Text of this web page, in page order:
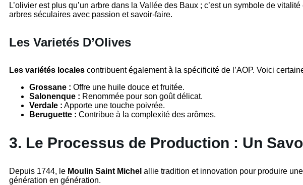
L’olivier est plus qu’un arbre dans la Vallée des Baux ; c’est un symbole de
arbres séculaires avec passion et savoir-faire.
Les Varietés D’Olives
Les variétés locales contribuent également à la spécificité de l’AOP. Voici
Grossane : Offre une huile douce et fruitée.
Salonenque : Renommée pour son goût délicat.
Verdale : Apporte une touche poivrée.
Beruguette : Contribue à la complexité des arômes.
3. Le Processus de Production : Un
Depuis 1744, le Moulin Saint Michel allie tradition et innovation pour produire
génération en génération.